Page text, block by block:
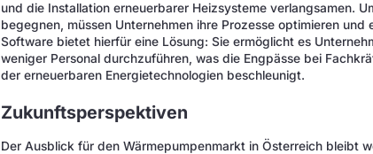
und die Installation erneuerbarer Heizsysteme verlangsamen.
begegnen, müssen Unternehmen ihre Prozesse optimieren
Software bietet hierfür eine Lösung: Sie ermöglicht es
weniger Personal durchzuführen, was die Engpässe bei
der erneuerbaren Energietechnologien beschleunigt.
Zukunftsperspektiven
Der Ausblick für den Wärmepumpenmarkt in Österreich bleibt